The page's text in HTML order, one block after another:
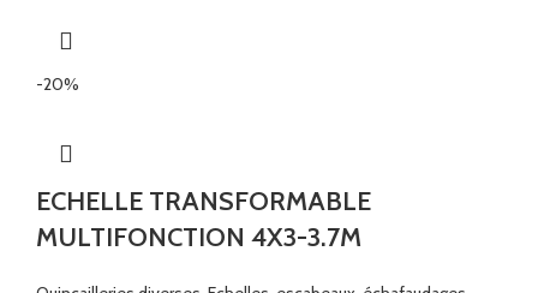
-20%
ECHELLE TRANSFORMABLE
MULTIFONCTION 4X3-3.7M